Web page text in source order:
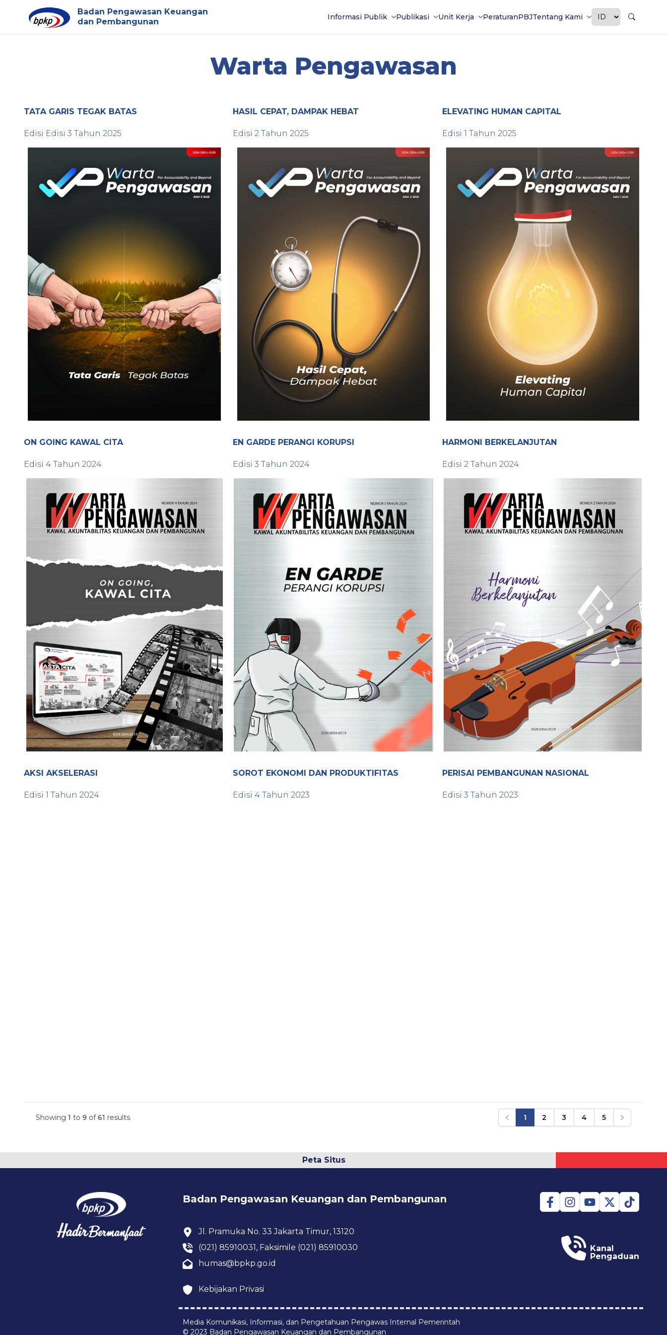
Badan Pengawasan Keuangan
dan Pembangunan
Informasi Publik Publikasi Unit Kerja PeraturanPBJTentang Kami
Warta Pengawasan
TATA GARIS TEGAK BATAS
Edisi Edisi 3 Tahun 2025
HASIL CEPAT, DAMPAK HEBAT
Edisi2 Tahun2025
ELEVATING HUMAN CAPITAL
Edisi 1 Tahun 2025
ON GOING KAWAL CITA
Edisi 4 Tahun 2024
EN GARDE PERANGI KORUPSI
Edisi3 Tahun2024
HARMONI BERKELANJUTAN
Edisi 2Tahun 2024
AKSI AKSELERASI
Edisi 1 Tahun 2024
SOROT EKONOMI DAN PRODUKTIFITAS
Edisi4 Tahun2023
PERISAI PEMBANGUNAN NASIONAL
Edisi 3 Tahun 2023
Showing 1 to 9 of 61 results
Previous
1 2 3 4 5
Next
Peta Situs
Badan Pengawasan Keuangan dan Pembangunan
Jl. Pramuka No. 33 Jakarta Timur, 13120
(021) 85910031, Faksimile (021) 85910030
humas@bpkp.go.id
Kebijakan Privasi
Kanal
Pengaduan
Media Komunikasi, Informasi, dan Pengetahuan Pengawas Internal Pemerintah
© 2023 Badan Pengawasan Keuangan dan Pembangunan